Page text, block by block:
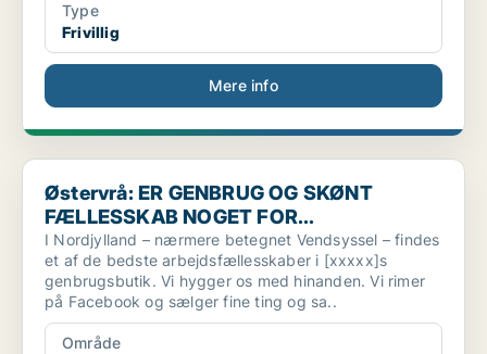
Type
Frivillig
Mere info
Østervrå: ER GENBRUG OG SKØNT FÆLLESSKAB NOGET
Østervrå: ER GENBRUG OG SKØNT
FÆLLESSKAB NOGET FOR...
I Nordjylland – nærmere betegnet Vendsyssel – findes
et af de bedste arbejdsfællesskaber i [xxxxx]s
genbrugsbutik. Vi hygger os med hinanden. Vi rimer
på Facebook og sælger fine ting og sa..
Område